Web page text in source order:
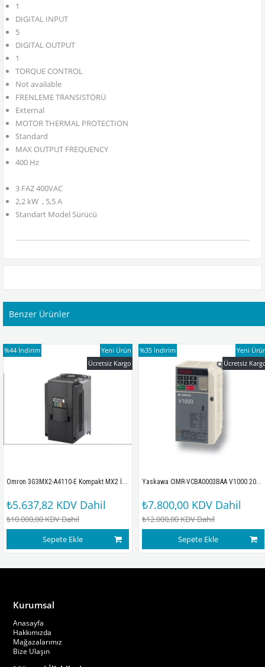
1
DIGITAL INPUT
5
DIGITAL OUTPUT
1
TORQUE CONTROL
Not available
FRENLEME TRANSISTÖRÜ
External
MOTOR THERMAL PROTECTION
Standard
MAX OUTPUT FREQUENCY
400 Hz
3 FAZ 400VAC
2,2 kW , 5,5 A
Standart Model Sürücü
Benzer Ürünler
Omron 3G3MX2-A4110-E Kompakt MX2 İnvertör Sürücüsü
₺5.637,82 KDV Dahil
₺10.000,00KDV Dahil
Sepete Ekle
%44 İndirim
Ücretsiz Kargo
Yeni Ürün
Yaskawa CIMR-VCBA0003BAA V1000 200V 1F 0,4/0,75KW B0P4
₺7.800,00 KDV Dahil
₺12.000,00KDV Dahil
Sepete Ekle
%35 İndirim
Ücretsiz
Yeni
Kurumsal
Anasayfa
Hakkımızda
Mağazalarımız
Bize Ulaşın